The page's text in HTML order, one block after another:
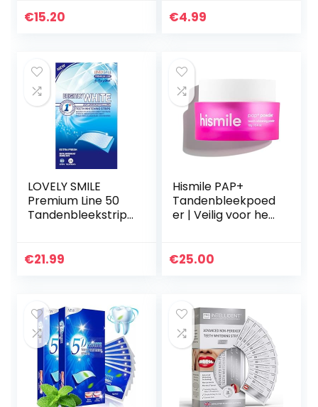
Koninkrijk – Niet-
door SMILE:NOW
€15.20
Care for Coffee
€4.99
LOVELY SMILE
Premium Line 50
Tandenbleekstrips
Toepassingen |
Peroxidevrij, Snelle
Werking, Veilig
voor Tandglazuur
door RAY OF SMILE
€21.99
Hismile PAP+
Tandenbleekpoed
er | Veilig voor het
Actief
| Geavanceerde
Vlekverwijdering
€25.00